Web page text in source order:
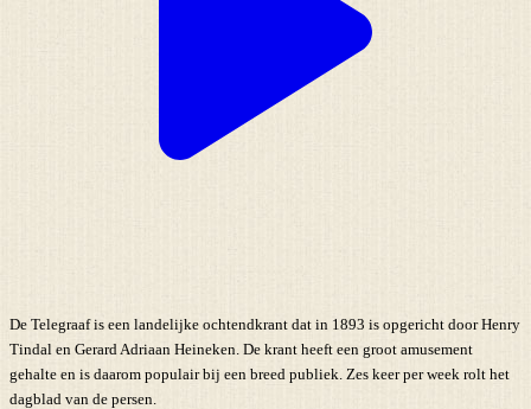
De Telegraaf is een landelijke ochtendkrant dat in 1893 is opgericht door Henry
Tindal en Gerard Adriaan Heineken. De krant heeft een groot amusement
gehalte en is daarom populair bij een breed publiek. Zes keer per week rolt het
dagblad van de persen.